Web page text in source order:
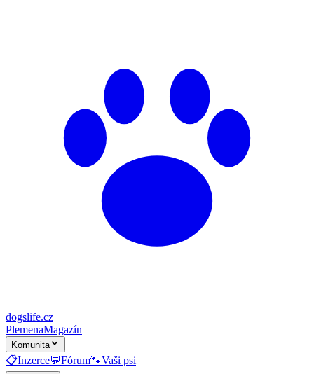
dogslife.cz
PlemenaMagazín
Komunita
📋Inzerce💬Fórum🐾Vaši psi